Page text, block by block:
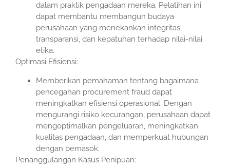
dalam praktik pengadaan mereka. Pelatihan ini
dapat membantu membangun budaya
perusahaan yang menekankan integritas,
transparansi, dan kepatuhan terhadap nilai-nilai
etika.
Optimasi Efisiensi:
Memberikan pemahaman tentang bagaimana
pencegahan procurement fraud dapat
meningkatkan efisiensi operasional. Dengan
mengurangi risiko kecurangan, perusahaan dapat
mengoptimalkan pengeluaran, meningkatkan
kualitas pengadaan, dan memperkuat hubungan
dengan pemasok.
Penanggulangan Kasus Penipuan: